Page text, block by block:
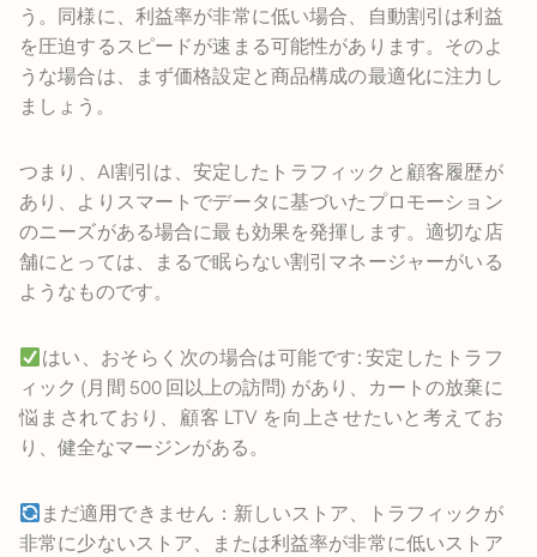
う。同様に、利益率が非常に低い場合、自動割引は利益
を圧迫するスピードが速まる可能性があります。そのよ
うな場合は、まず価格設定と商品構成の最適化に注力し
ましょう。
つまり、AI割引は、安定したトラフィックと顧客履歴が
あり、よりスマートでデータに基づいたプロモーション
のニーズがある場合に最も効果を発揮します。適切な店
舗にとっては、まるで眠らない割引マネージャーがいる
ようなものです。
はい、おそらく次の場合は可能です: 安定したトラフ
ィック (月間 500 回以上の訪問) があり、カートの放棄に
悩まされており、顧客 LTV を向上させたいと考えてお
り、健全なマージンがある。
まだ適用できません：新しいストア、トラフィックが
非常に少ないストア、または利益率が非常に低いストア